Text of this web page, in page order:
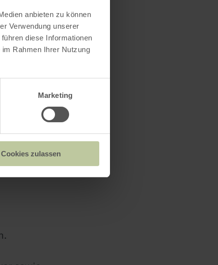
anbieten zu können
Verwendung unserer
diese Informationen
Rahmen Ihrer Nutzung
Marketing
Cookies zulassen
und
zwei